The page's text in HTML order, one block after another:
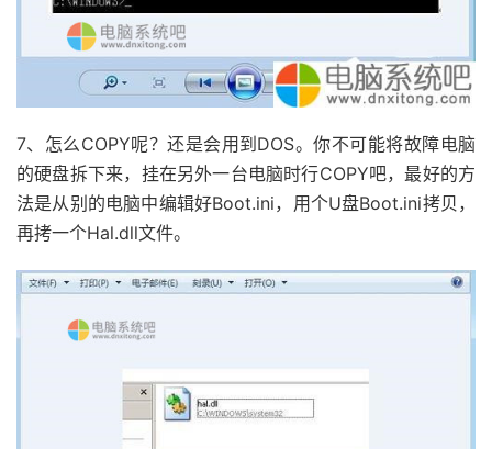
7、怎么COPY呢？还是会用到DOS。你不可能将故障电脑
的硬盘拆下来，挂在另外一台电脑时行COPY吧，最好的方
法是从别的电脑中编辑好Boot.ini，用个U盘Boot.ini拷贝，
再拷一个Hal.dll文件。